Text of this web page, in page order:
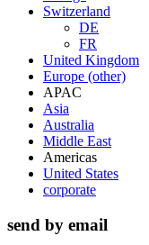
Switzerland
DE
FR
United Kingdom
Europe (other)
APAC
Asia
Australia
Middle East
Americas
United States
corporate
send by email